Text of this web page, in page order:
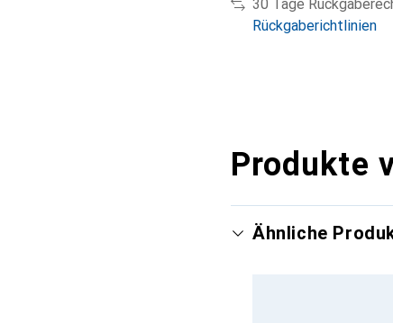
30 Tage
Rückgaberichtlinien
Produkte
Ähnliche